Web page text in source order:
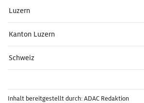
Luzern
Kanton Luzern
Schweiz
Inhalt bereitgestellt durch: ADAC Redaktion